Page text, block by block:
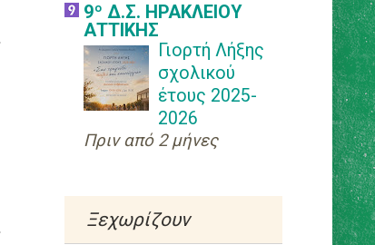
►2015(382)
►2014(286)
►2013(338)
►2012(485)
9º Δ.Σ. ΗΡΑΚΛΕΙΟΥ
ΑΤΤΙΚΗΣ
Γιορτή Λήξης
σχολικού
έτους 2025-
2026
Πριν από 2 μήνες
Ξεχωρίζουν